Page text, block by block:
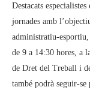
Destacats
jornades amb
administratiu-
de 9 a 14:30 hores, a
de Dret del Treball i
també podrà seguir-se